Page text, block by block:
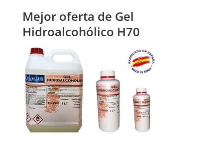
Mejor oferta de Gel
Hidroalcohólico H70